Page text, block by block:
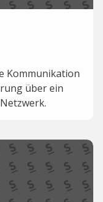
Kommunikation
über ein